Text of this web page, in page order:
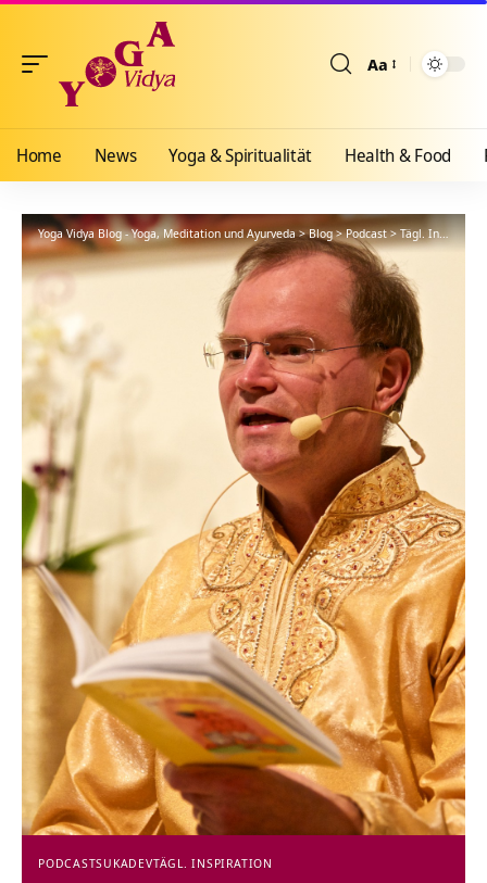
Aa
Home News Yoga & Spiritualität Health & Food
Yoga Vidya Blog - Yoga, Meditation und Ayurveda>Blog>Podcast>Tägl. Inspiration
PODCASTSUKADEVTÄGL. INSPIRATION